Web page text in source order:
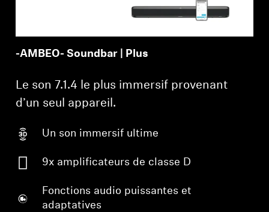
-AMBEO- Soundbar | Plus
Le son 7.1.4 le plus immersif provenant
d’un seul appareil.
Un son immersif ultime
9x amplificateurs de classe D
Fonctions audio puissantes et
adaptatives